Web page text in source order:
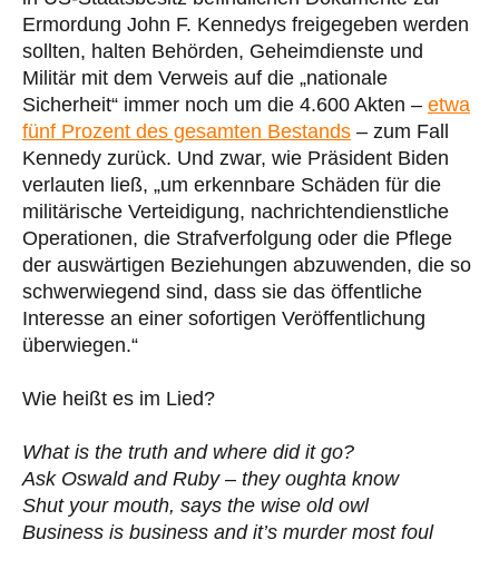
Ermordung John F. Kennedys freigegeben werden
sollten, halten Behörden, Geheimdienste und
Militär mit dem Verweis auf die „nationale
Sicherheit“ immer noch um die 4.600 Akten – etwa
fünf Prozent des gesamten Bestands – zum Fall
Kennedy zurück. Und zwar, wie Präsident Biden
verlauten ließ, „um erkennbare Schäden für die
militärische Verteidigung, nachrichtendienstliche
Operationen, die Strafverfolgung oder die Pflege
der auswärtigen Beziehungen abzuwenden, die so
schwerwiegend sind, dass sie das öffentliche
Interesse an einer sofortigen Veröffentlichung
überwiegen.“
Wie heißt es im Lied?
What is the truth and where did it go?
Ask Oswald and Ruby – they oughta know
Shut your mouth, says the wise old owl
Business is business and it’s murder most foul